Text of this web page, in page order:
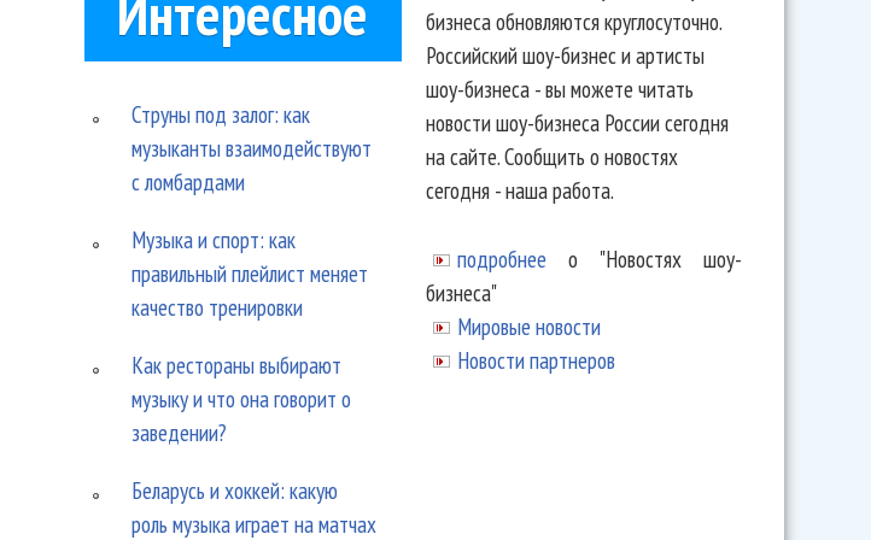
Струны под залог: как
музыканты взаимодействуют
с ломбардами
Музыка и спорт: как
правильный плейлист меняет
качество тренировки
Как рестораны выбирают
музыку и что она говорит о
заведении?
Беларусь и хоккей: какую
роль музыка играет на матчах
бизнеса обновляются круглосуточно.
Российский шоу-бизнес и артисты
шоу-бизнеса - вы можете читать
новости шоу-бизнеса России сегодня
на сайте. Сообщить о новостях
сегодня - наша работа.
подробнее о "Новостях шоу-
бизнеса"
Мировые новости
Новости партнеров